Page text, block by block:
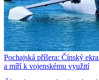
Pochajská příšera: Čínský
a míří k vojenskému využití